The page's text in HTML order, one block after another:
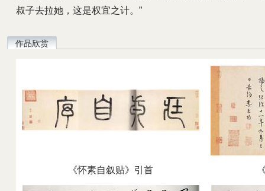
叔子去拉她，这是权宜之计。”
作品欣赏
《怀素自叙贴》引首